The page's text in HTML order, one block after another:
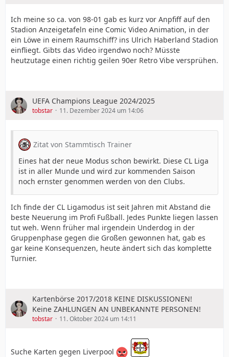
Ich meine so ca. von 98-01 gab es kurz vor Anpfiff auf den
Stadion Anzeigetafeln eine Comic Video Animation, in der
ein Löwe in einem Raumschiff? ins Ulrich Haberland Stadion
einfliegt. Gibts das Video irgendwo noch? Müsste
heutzutage einen richtig geilen 90er Retro Vibe versprühen.
UEFA Champions League 2024/2025
tobstar 11. Dezember 2024 um 14:06
Zitat von Stammtisch Trainer
Eines hat der neue Modus schon bewirkt. Diese CL Liga
ist in aller Munde und wird zur kommenden Saison
noch ernster genommen werden von den Clubs.
Ich finde der CL Ligamodus ist seit Jahren mit Abstand die
beste Neuerung im Profi Fußball. Jedes Punkte liegen lassen
tut weh. Wenn früher mal irgendein Underdog in der
Gruppenphase gegen die Großen gewonnen hat, gab es
gar keine Konsequenzen, heute ändert sich das komplette
Turnier.
Kartenbörse 2017/2018 KEINE DISKUSSIONEN!
Keine ZAHLUNGEN AN UNBEKANNTE PERSONEN!
tobstar 11. Oktober 2024 um 14:11
Suche Karten gegen Liverpool